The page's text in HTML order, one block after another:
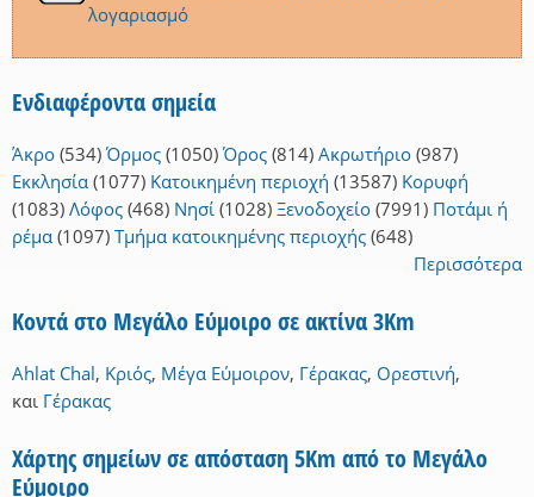
λογαριασμό
Ενδιαφέροντα σημεία
Άκρο (534) Όρμος (1050) Όρος (814) Ακρωτήριο (987)
Εκκλησία (1077) Κατοικημένη περιοχή (13587) Κορυφή
(1083) Λόφος (468) Νησί (1028) Ξενοδοχείο (7991) Ποτάμι ή
ρέμα (1097) Τμήμα κατοικημένης περιοχής (648)
Περισσότερα
Κοντά στο Μεγάλο Εύμοιρο σε ακτίνα 3Km
Ahlat Chal, Κριός, Μέγα Εύμοιρον, Γέρακας, Ορεστινή,
και Γέρακας
Χάρτης σημείων σε απόσταση 5Km από το Μεγάλο
Εύμοιρο